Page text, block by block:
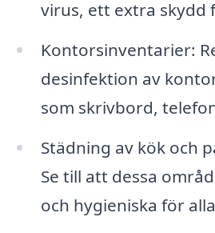
virus, ett extra skydd
Kontorsinventarier:
desinfektion av
som skrivbord,
Städning av kök och
Se till att dessa
och hygieniska för